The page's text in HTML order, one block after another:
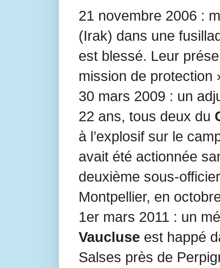
21 novembre 2006 :
(Irak) dans une
est blessé. Leur
mission de protection
30 mars 2009 : un
22 ans, tous deux du
à l’explosif sur le
avait été actionnée
deuxième sous-
Montpellier, en
1er mars 2011 : un
Vaucluse est happé
Salses près de